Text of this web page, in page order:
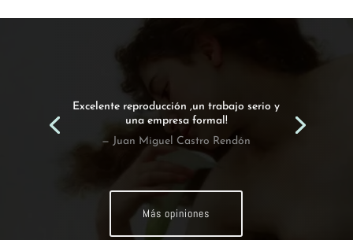
Excelente reproducción ,un trabajo serio y
una empresa formal!
— Juan Miguel Castro Rendón
Más opiniones